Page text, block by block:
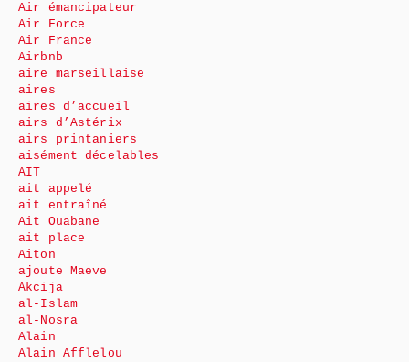
Air émancipateur
Air Force
Air France
Airbnb
aire marseillaise
aires
aires d’accueil
airs d’Astérix
airs printaniers
aisément décelables
AIT
ait appelé
ait entraîné
Ait Ouabane
ait place
Aiton
ajoute Maeve
Akcija
al-Islam
al-Nosra
Alain
Alain Afflelou